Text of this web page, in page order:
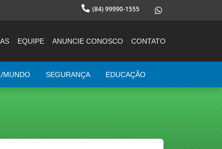
(84) 99990-1555
EQUIPE ANUNCIE CONOSCO CONTATO
MUNDO SEGURANÇA EDUCAÇÃO